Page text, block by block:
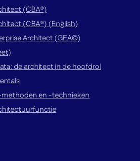
(CBA®)
(CBA®) (English)
Architect (GEA©)
de architect in de hoofdrol
en -technieken